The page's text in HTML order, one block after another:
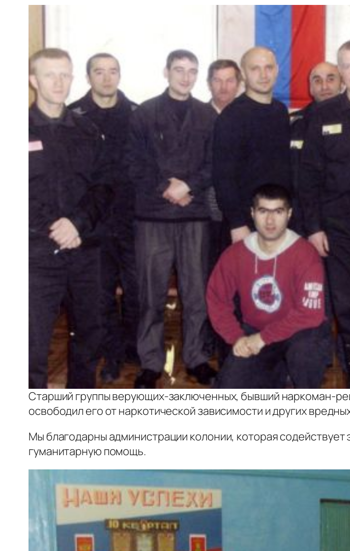
Старший группы верующих-заключенных, бывший наркоман-
освободил его от наркотической зависимости и других
Мы благодарны администрации колонии, которая
гуманитарную помощь.